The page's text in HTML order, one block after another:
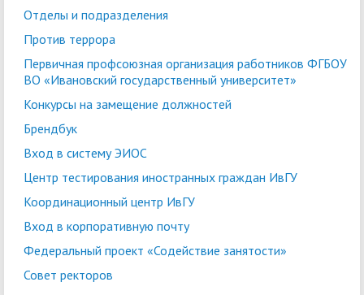
Отделы и подразделения
Против террора
Первичная профсоюзная организация работников ФГБОУ
ВО «Ивановский государственный университет»
Конкурсы на замещение должностей
Брендбук
Вход в систему ЭИОС
Центр тестирования иностранных граждан ИвГУ
Координационный центр ИвГУ
Вход в корпоративную почту
Федеральный проект «Содействие занятости»
Совет ректоров